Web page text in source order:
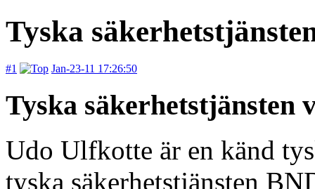
Tyska
#1 Jan-23-11 17:26:50
Tyska säkerhetstjänsten
Udo Ulfkotte är en känd
tyska säkerhetstjänsten